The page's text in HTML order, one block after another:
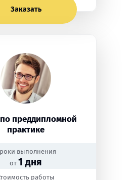
Заказать
преддипломной
практике
выполнения
от 1 дня
работы